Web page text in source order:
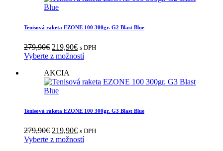
Tenisová raketa EZONE 100 300gr. G2 Blast Blue
279,90€ Pôvodná
cena
279,90€.
219,90€Aktuálna
cena
s DPH
Vyberte z možností
AKCIA
Tenisová raketa EZONE 100 300gr. G3 Blast Blue
279,90€ Pôvodná
cena
219,90€Aktuálna
cena
s DPH
Vyberte z možností